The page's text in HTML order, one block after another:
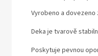
Vyrobeno a dovezeno
Deka je tvarově
Poskytuje pevnou